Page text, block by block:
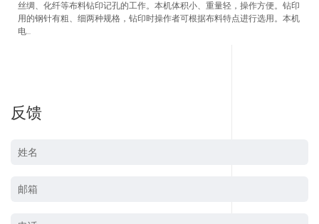
丝绸、化纤等布料钻印记孔的工作。本机体积小、重量轻，操作方便。钻印
用的钢针有粗、细两种规格，钻印时操作者可根据布料特点进行选用。本机
电...
反馈